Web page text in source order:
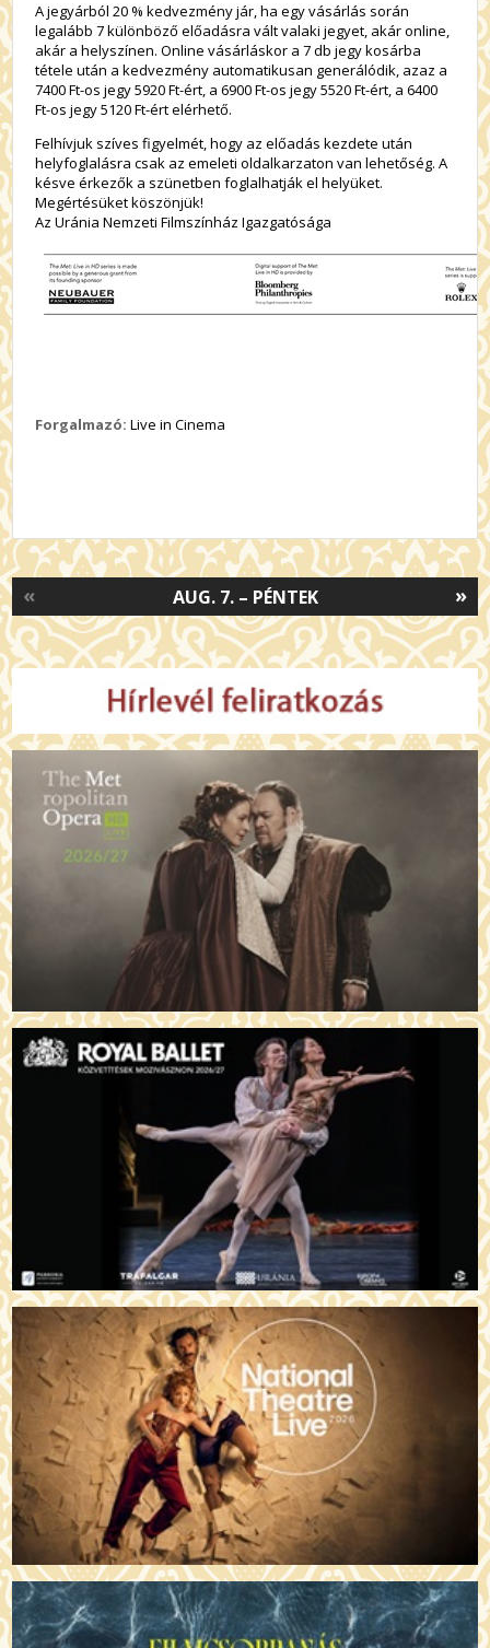
A jegyárból 20 % kedvezmény jár, ha egy vásárlás során
legalább 7 különböző előadásra vált valaki jegyet, akár online,
akár a helyszínen. Online vásárláskor a 7 db jegy kosárba
tétele után a kedvezmény automatikusan generálódik, azaz a
7400 Ft-os jegy 5920 Ft-ért, a 6900 Ft-os jegy 5520 Ft-ért, a 6400
Ft-os jegy 5120 Ft-ért elérhető.
Felhívjuk szíves figyelmét, hogy az előadás kezdete után
helyfoglalásra csak az emeleti oldalkarzaton van lehetőség. A
késve érkezők a szünetben foglalhatják el helyüket.
Megértésüket köszönjük!
Az Uránia Nemzeti Filmszínház Igazgatósága
Forgalmazó: Live in Cinema
»
AUG. 7. – PÉNTEK
«